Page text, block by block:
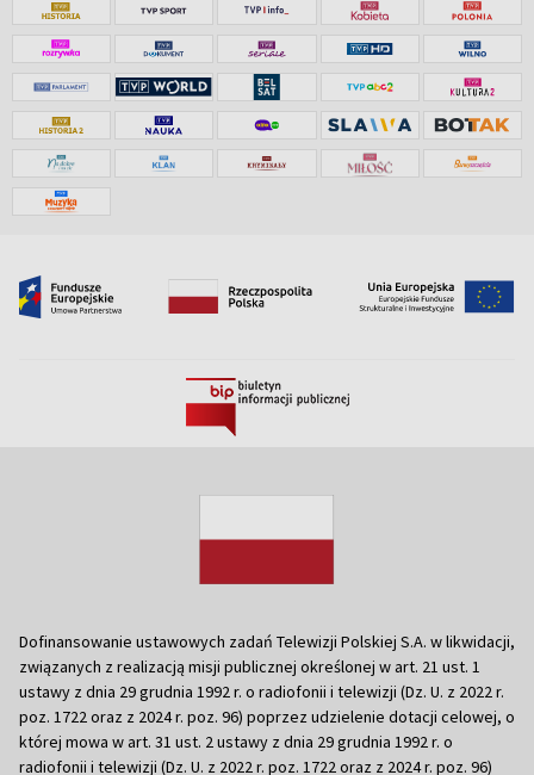
Dofinansowanie ustawowych zadań Telewizji Polskiej S.A. w likwidacji,
związanych z realizacją misji publicznej określonej w art. 21 ust. 1
ustawy z dnia 29 grudnia 1992 r. o radiofonii i telewizji (Dz. U. z 2022 r.
poz. 1722 oraz z 2024 r. poz. 96) poprzez udzielenie dotacji celowej, o
której mowa w art. 31 ust. 2 ustawy z dnia 29 grudnia 1992 r. o
radiofonii i telewizji (Dz. U. z 2022 r. poz. 1722 oraz z 2024 r. poz. 96)